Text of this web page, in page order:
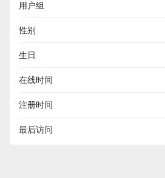
用户组
性别
生日
在线时间
注册时间
最后访问